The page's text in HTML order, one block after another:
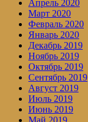
Апрель 2020
Март 2020
Февраль 2020
Январь 2020
Декабрь 2019
Ноябрь 2019
Октябрь 2019
Сентябрь 2019
Август 2019
Июль 2019
Июнь 2019
Май 2019